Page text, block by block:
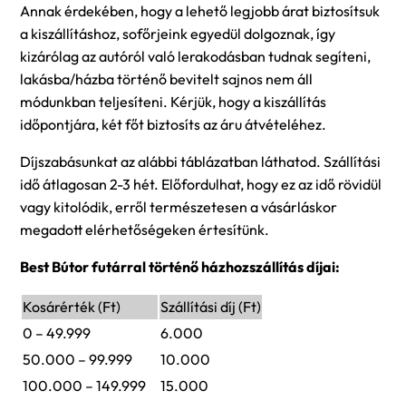
Annak érdekében, hogy a lehető legjobb árat biztosítsuk
a kiszállításhoz, sofőrjeink egyedül dolgoznak, így
kizárólag az autóról való lerakodásban tudnak segíteni,
lakásba/házba történő bevitelt sajnos nem áll
módunkban teljesíteni. Kérjük, hogy a kiszállítás
időpontjára, két főt biztosíts az áru átvételéhez.
Díjszabásunkat az alábbi táblázatban láthatod. Szállítási
idő átlagosan 2-3 hét. Előfordulhat, hogy ez az idő rövidül
vagy kitolódik, erről természetesen a vásárláskor
megadott elérhetőségeken értesítünk.
Best Bútor futárral történő házhozszállítás díjai:
Kosárérték (Ft)
Szállítási díj (Ft)
0 – 49.999
6.000
50.000 – 99.999
10.000
100.000 – 149.999
15.000